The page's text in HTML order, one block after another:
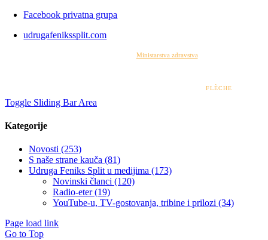
Facebook privatna grupa
udrugafenikssplit.com
Ministarstva zdravstva
FLÈCHE
Toggle Sliding Bar Area
Kategorije
Novosti (253)
S naše strane kauča (81)
Udruga Feniks Split u medijima (173)
Novinski članci (120)
Radio-eter (19)
YouTube-u, TV-gostovanja, tribine i prilozi (34)
Page load link
Go to Top